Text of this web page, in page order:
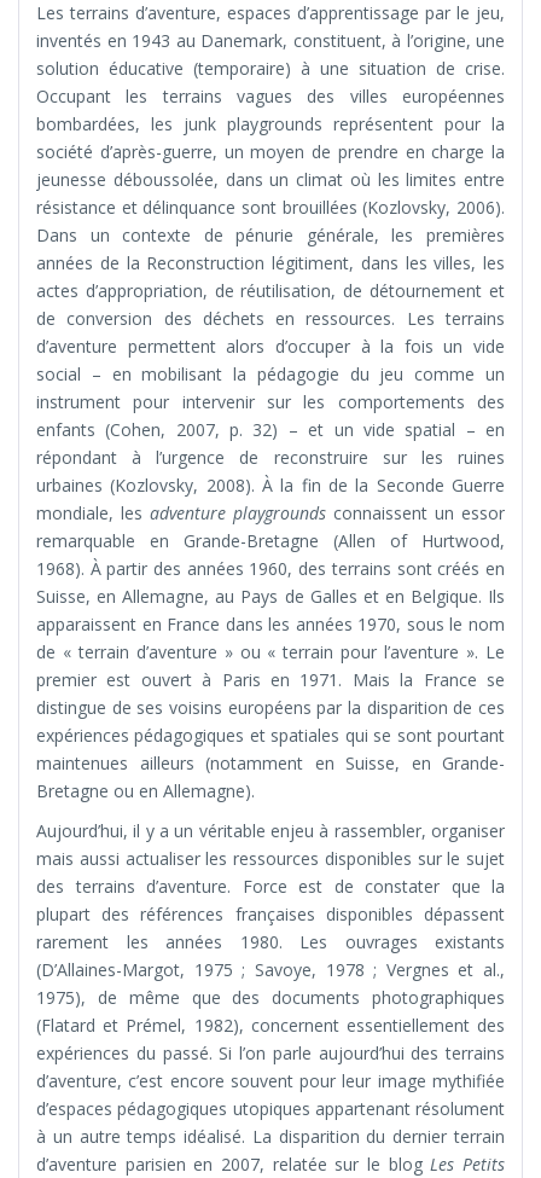
Les terrains d’aventure, espaces d’apprentissage par le jeu,
inventés en 1943 au Danemark, constituent, à l’origine, une
solution éducative (temporaire) à une situation de crise.
Occupant les terrains vagues des villes européennes
bombardées, les junk playgrounds représentent pour la
société d’après-guerre, un moyen de prendre en charge la
jeunesse déboussolée, dans un climat où les limites entre
résistance et délinquance sont brouillées (Kozlovsky, 2006).
Dans un contexte de pénurie générale, les premières
années de la Reconstruction légitiment, dans les villes, les
actes d’appropriation, de réutilisation, de détournement et
de conversion des déchets en ressources. Les terrains
d’aventure permettent alors d’occuper à la fois un vide
social – en mobilisant la pédagogie du jeu comme un
instrument pour intervenir sur les comportements des
enfants (Cohen, 2007, p. 32) – et un vide spatial – en
répondant à l’urgence de reconstruire sur les ruines
urbaines (Kozlovsky, 2008). À la fin de la Seconde Guerre
mondiale, les adventure playgrounds connaissent un essor
remarquable en Grande-Bretagne (Allen of Hurtwood,
1968). À partir des années 1960, des terrains sont créés en
Suisse, en Allemagne, au Pays de Galles et en Belgique. Ils
apparaissent en France dans les années 1970, sous le nom
de « terrain d’aventure » ou « terrain pour l’aventure ». Le
premier est ouvert à Paris en 1971. Mais la France se
distingue de ses voisins européens par la disparition de ces
expériences pédagogiques et spatiales qui se sont pourtant
maintenues ailleurs (notamment en Suisse, en Grande-
Bretagne ou en Allemagne).
Aujourd’hui, il y a un véritable enjeu à rassembler, organiser
mais aussi actualiser les ressources disponibles sur le sujet
des terrains d’aventure. Force est de constater que la
plupart des références françaises disponibles dépassent
rarement les années 1980. Les ouvrages existants
(D’Allaines-Margot, 1975 ; Savoye, 1978 ; Vergnes et al.,
1975), de même que des documents photographiques
(Flatard et Prémel, 1982), concernent essentiellement des
expériences du passé. Si l’on parle aujourd’hui des terrains
d’aventure, c’est encore souvent pour leur image mythifiée
d’espaces pédagogiques utopiques appartenant résolument
à un autre temps idéalisé. La disparition du dernier terrain
d’aventure parisien en 2007, relatée sur le blogLes Petits